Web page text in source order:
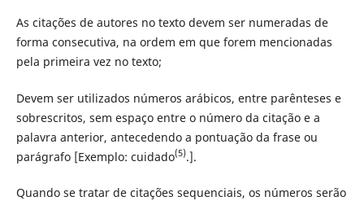
As citações de autores no texto devem ser numeradas de
forma consecutiva, na ordem em que forem mencionadas
pela primeira vez no texto;
Devem ser utilizados números arábicos, entre parênteses e
sobrescritos, sem espaço entre o número da citação e a
palavra anterior, antecedendo a pontuação da frase ou
parágrafo [Exemplo: cuidado(5).].
Quando se tratar de citações sequenciais, os números serão